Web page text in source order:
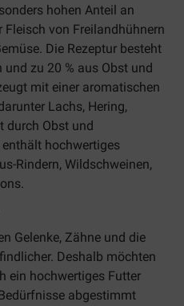
hohen Anteil an
von Freilandhühnern
Die Rezeptur besteht
zu 20 % aus Obst und
mit einer aromatischen
Lachs, Hering,
durch Obst und
enthält hochwertiges
Rindern, Wildschweinen,
Gelenke, Zähne und die
Deshalb möchten
ein hochwertiges Futter
abgestimmt